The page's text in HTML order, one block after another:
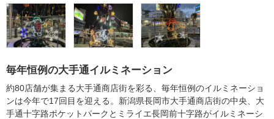
毎年恒例の大手通イルミネーション
約80店舗が集まる大手通商店街を彩る、毎年恒例のイルミネーショ
ンは今年で17回目を迎える。新潟県長岡市大手通商店街の中央、大
手通十字路ポケットパークとミライエ長岡前十字路がイルミネーシ